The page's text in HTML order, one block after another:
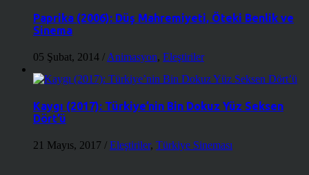
Paprika (2006): Düş Mahremiyeti, Öteki Benlik ve
Sinema
05 Şubat, 2014 / Animasyon, Eleştiriler
Kaygı (2017): Türkiye’nin Bin Dokuz Yüz Seksen
Dört’ü
21 Mayıs, 2017 / Eleştiriler, Türkiye Sineması